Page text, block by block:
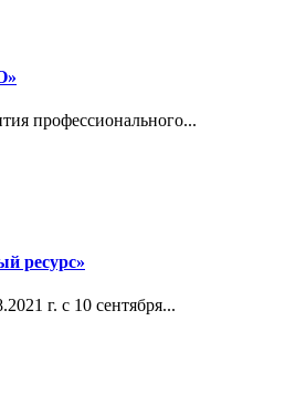
профессионального...
ресурс»
г. с 10 сентября...